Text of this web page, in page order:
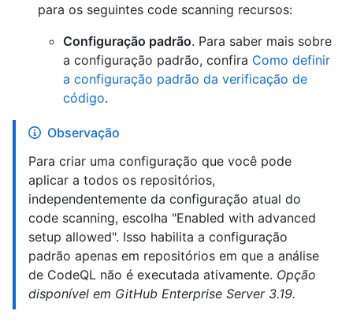
para os seguintes code scanning recursos:
Configuração padrão. Para saber mais sobre
a configuração padrão, confira Como definir
a configuração padrão da verificação de
código.
Observação
Para criar uma configuração que você pode
aplicar a todos os repositórios,
independentemente da configuração atual do
code scanning, escolha "Enabled with advanced
setup allowed". Isso habilita a configuração
padrão apenas em repositórios em que a análise
de CodeQL não é executada ativamente. Opção
disponível em GitHub Enterprise Server 3.19.